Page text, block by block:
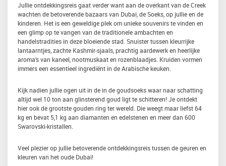
Jullie ontdekkingsreis gaat verder want aan de overkant van de Creek
wachten de betoverende bazaars van Dubai, de Soeks, op jullie en de
kinderen. Het is een geweldige plek om unieke souvenirs te vinden en
een glimp op te vangen van de traditionele ambachten en
handelstradities in deze bloeiende stad. Snuister tussen kleurrijke
lantaarntjes, zachte Kashmir-sjaals, prachtig aardewerk en heerlijke
aroma’s van kaneel, nootmuskaat en rozenblaadjes. Kruiden vormen
immers een essentieel ingrediënt in de Arabische keuken.
Kijk nadien jullie ogen uit in de in de goudsoeks waar naar schatting
altijd wel 10 ton aan glinsterend goud ligt te schitteren! Je ontdekt
hier ook de grootste gouden ring ter wereld. Die weegt maar liefst 64
kg en bevat 5,1 kg aan diamanten en edelstenen en meer dan 600
Swarovski-kristallen.
Veel plezier op jullie betoverende ontdekkingsreis tussen de geuren en
kleuren van het oude Dubai!